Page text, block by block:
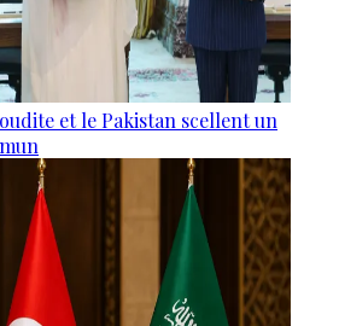
et le Pakistan scellent un